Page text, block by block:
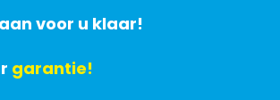
voor u klaar!
garantie!